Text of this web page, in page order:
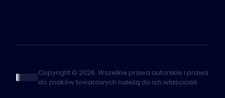
Copyright © 2026. Wszelkie prawa autorskie i prawa
do znaków towarowych należą do ich właścicieli.